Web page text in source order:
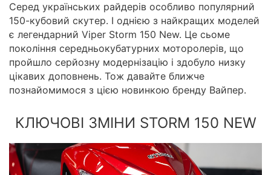
Серед українських райдерів особливо популярний
150-кубовий скутер. І однією з найкращих моделей
є легендарний Viper Storm 150 New. Це сьоме
покоління середньокубатурних моторолерів, що
пройшло серйозну модернізацію і здобуло низку
цікавих доповнень. Тож давайте ближче
познайомимося з цією новинкою бренду Вайпер.
КЛЮЧОВІ ЗМІНИ STORM 150 NEW